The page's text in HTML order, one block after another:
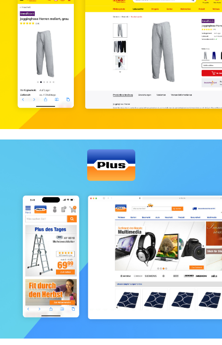
Netto-Online